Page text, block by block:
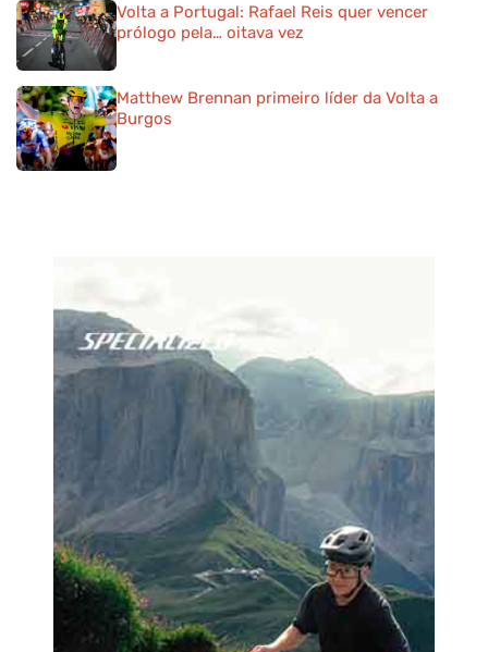
Volta a Portugal: Rafael Reis quer vencer
prólogo pela… oitava vez
Matthew Brennan primeiro líder da Volta a
Burgos